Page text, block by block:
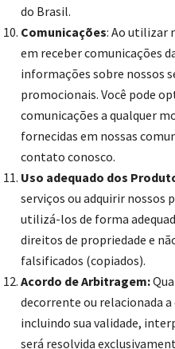
do Brasil.
Comunicações: Ao utilizar
em receber comunicações
informações sobre nossos
promocionais. Você pode
comunicações a qualquer
fornecidas em nossas
contato conosco.
Uso adequado dos
serviços ou adquirir nossos
utilizá-los de forma
direitos de propriedade e
falsificados (copiados).
Acordo de Arbitragem:
decorrente ou relacionada
incluindo sua validade,
será resolvida